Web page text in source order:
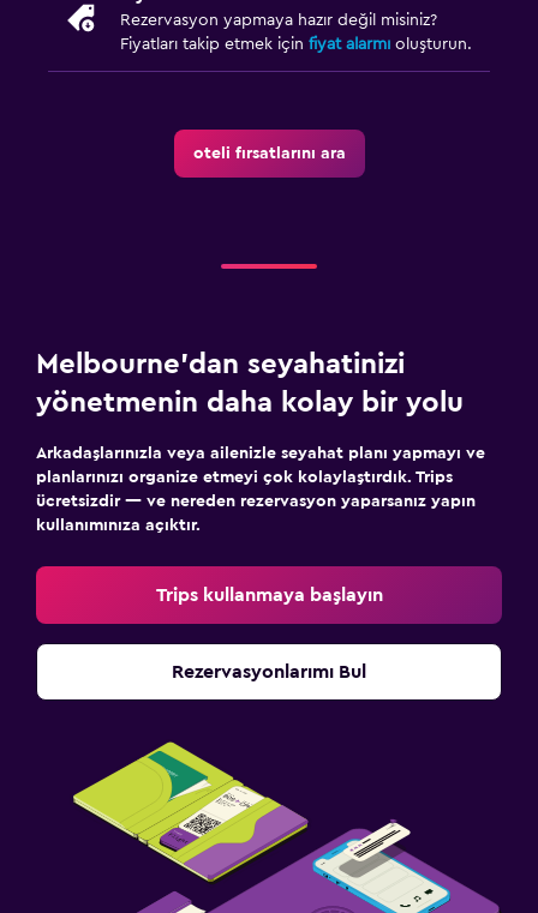
Rezervasyon yapmaya hazır değil misiniz?
Fiyatları takip etmek için fiyat alarmı oluşturun.
oteli fırsatlarını ara
Melbourne'dan seyahatinizi
yönetmenin daha kolay bir yolu
Arkadaşlarınızla veya ailenizle seyahat planı yapmayı ve
planlarınızı organize etmeyi çok kolaylaştırdık. Trips
ücretsizdir — ve nereden rezervasyon yaparsanız yapın
kullanımınıza açıktır.
Trips kullanmaya başlayın
Rezervasyonlarımı Bul